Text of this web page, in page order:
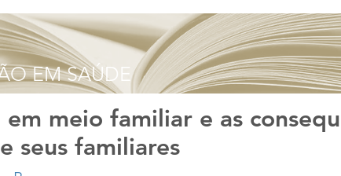
meio familiar e as
seus familiares